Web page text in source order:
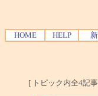
HOME HELP
[ トピック内全4記